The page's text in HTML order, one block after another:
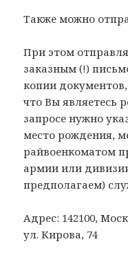
Также можно
При этом
заказным (!)
копии
что Вы являетесь
запросе нужно
место рождения,
райвоенкоматом
армии или
предполагаем)
Адрес: 142100,
ул. Кирова, 74